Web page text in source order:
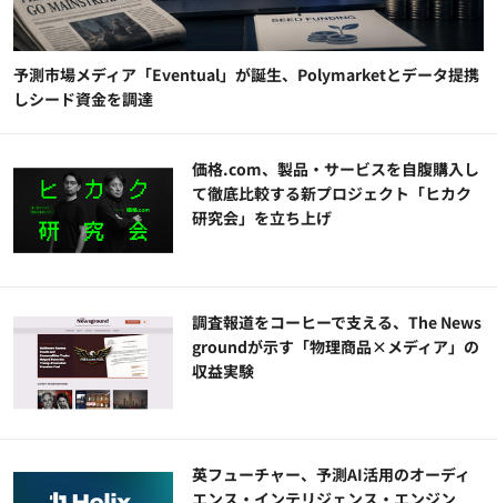
予測市場メディア「Eventual」が誕生、Polymarketとデータ提携
しシード資金を調達
価格.com、製品・サービスを自腹購入し
て徹底比較する新プロジェクト「ヒカク
研究会」を立ち上げ
調査報道をコーヒーで支える、The News
groundが示す「物理商品×メディア」の
収益実験
英フューチャー、予測AI活用のオーディ
エンス・インテリジェンス・エンジン